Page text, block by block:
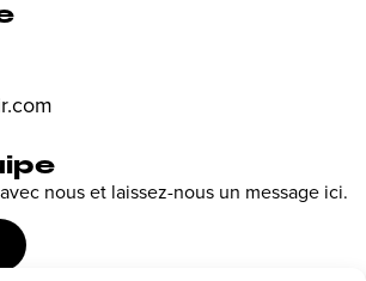
nous et laissez-nous un message ici.